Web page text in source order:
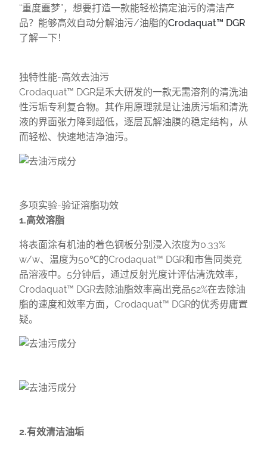
“重度噩梦”，想要打造一款能轻松搞定油污的清洁产
品？能够高效自动分解油污/油脂的Crodaquat™ DGR
了解一下！
独特性能-高效去油污
Crodaquat™ DGR是禾大研发的一款无需溶剂的清洗油
性污垢专利复合物。其作用原理就是让油质污垢和清洗
液的界面张力降到超低，逐层瓦解油膜的稳定结构，从
而轻松、快速地洁净油污。
多项实验-验证溶脂功效
1.高效溶脂
将表面涂有机油的着色钢板分别浸入浓度为0.33%
w/w、温度为50℃的Crodaquat™ DGR和市售同类竞
品溶液中。5分钟后，通过反射光度计评估清洗效率，
Crodaquat™ DGR去除油脂效率高出竞品52%在去除油
脂的速度和效率方面，Crodaquat™ DGR的优秀毋庸置
疑。
2.有效清洁油垢